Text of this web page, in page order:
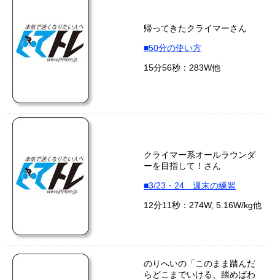
帰ってきたクライマーさん
■50分の使い方
15分56秒：283W他
クライマー系オールラウンダ
ーを目指して！さん
■3/23・24 週末の練習
12分11秒：274W, 5.16W/kg他
のりへいの「このまま踏んだ
らどこまでいける、踏めばわ